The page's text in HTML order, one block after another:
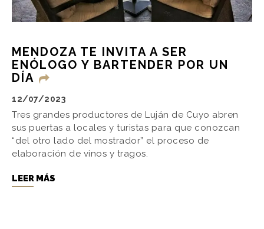
MENDOZA TE INVITA A SER
ENÓLOGO Y BARTENDER POR UN
DÍA
12/07/2023
Tres grandes productores de Luján de Cuyo abren
sus puertas a locales y turistas para que conozcan
“del otro lado del mostrador” el proceso de
elaboración de vinos y tragos.
LEER MÁS